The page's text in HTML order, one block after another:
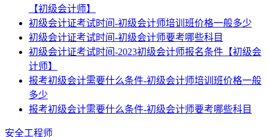
【初级会计师】
初级会计证考试时间-初级会计师培训班价格一般多少
初级会计证考试时间-初级会计师要考哪些科目
初级会计证考试时间-2023初级会计师报名条件【初级会
计师】
报考初级会计需要什么条件-初级会计师培训班价格一般
多少
报考初级会计需要什么条件-初级会计师要考哪些科目
安全工程师